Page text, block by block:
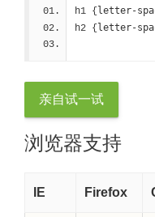
h1 { letter-
h2 { letter-
亲自试一试
浏览器支持
IE Firefox